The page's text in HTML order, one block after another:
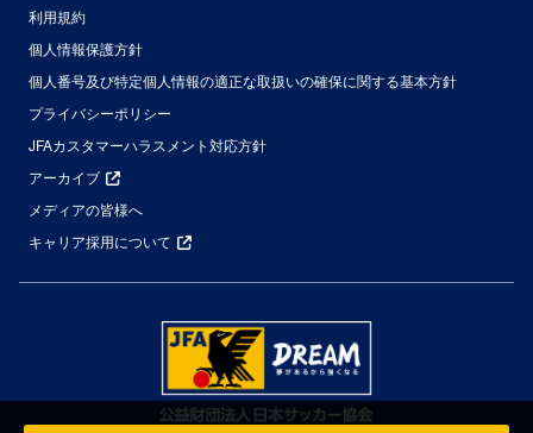
利用規約
個人情報保護方針
個人番号及び特定個人情報の適正な取扱いの確保に関する基本方針
プライバシーポリシー
JFAカスタマーハラスメント対応方針
アーカイブ
メディアの皆様へ
キャリア採用について